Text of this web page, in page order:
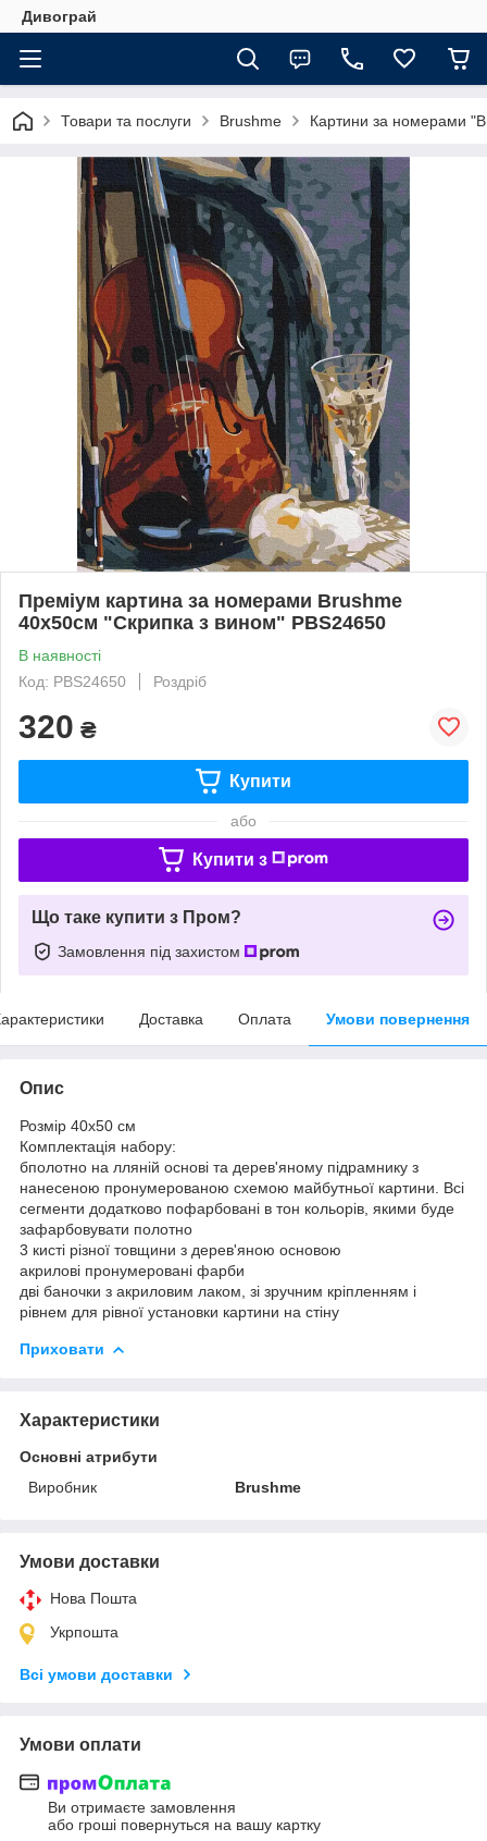
Дивограй
Товари та послуги Brushme Картини за номерами
Преміум картина за номерами Brushme
40x50см "Скрипка з вином" PBS24650
В наявності
Код: PBS24650
Роздріб
320 ₴
Купити
або
Купити з
Що таке купити з Пром?
Замовлення під захистом
Доставка Оплата Умови повернення
Опис
Розмір 40x50 см
Комплектація набору:
бполотно на лляній основі та дерев'яному підрамнику з
нанесеною пронумерованою схемою майбутньої картини. Всі
сегменти додатково пофарбовані в тон кольорів, якими буде
зафарбовувати полотно
3 кисті різної товщини з дерев'яною основою
акрилові пронумеровані фарби
дві баночки з акриловим лаком, зі зручним кріпленням і
рівнем для рівної установки картини на стіну
Приховати
Характеристики
Основні атрибути
Виробник
Brushme
Умови доставки
Нова Пошта
Укрпошта
Всі умови доставки
Умови оплати
Ви отримаєте замовлення
або гроші повернуться на вашу картку